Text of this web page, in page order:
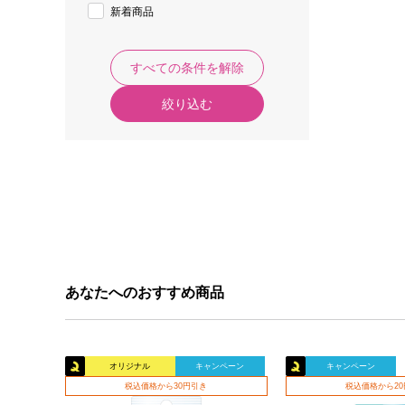
新着商品
すべての条件を解除
絞り込む
あなたへのおすすめ商品
オリジナル キャンペーン
税込価格から30円引き
キャンペーン
税込価格から20